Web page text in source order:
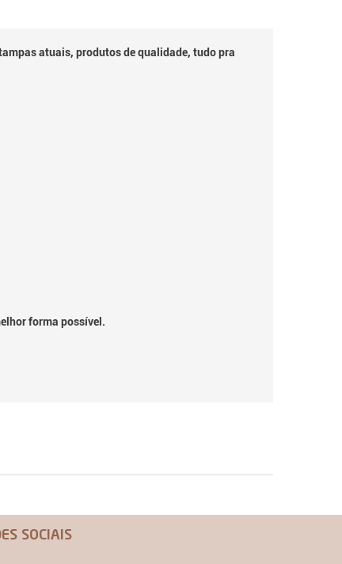
atuais, produtos de qualidade, tudo pra
forma possível.
SOCIAIS